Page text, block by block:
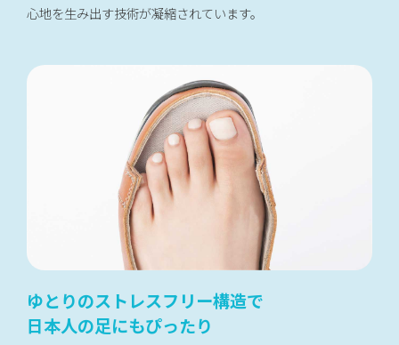
心地を生み出す技術が凝縮されています。
ゆとりのストレスフリー構造で
日本人の足にもぴったり